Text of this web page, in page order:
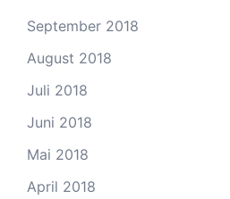
September 2018
August 2018
Juli 2018
Juni 2018
Mai 2018
April 2018